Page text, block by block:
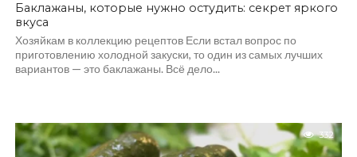
Баклажаны, которые нужно остудить: секрет яркого
вкуса
Хозяйкам в коллекцию рецептов Если встал вопрос по
приготовлению холодной закуски, то один из самых лучших
вариантов — это баклажаны. Всё дело...
332